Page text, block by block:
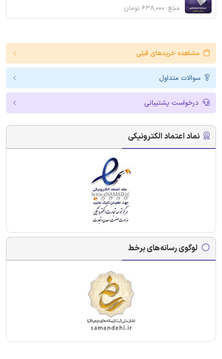
مبلغ: ۶۳۸,۰۰۰ تومان
مشاهده خریدهای قبلی
سوالات متداول
درخواست پشتیبانی
نماد اعتماد الکترونیکی
لوگوی رسانه‌های برخط